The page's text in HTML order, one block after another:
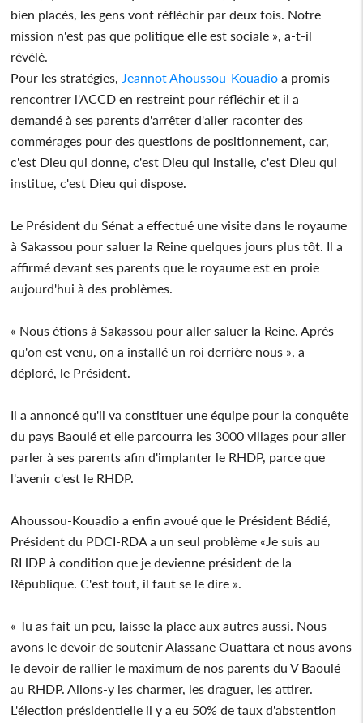
bien placés, les gens vont réfléchir par deux fois. Notre
mission n'est pas que politique elle est sociale », a-t-il
révélé.
Pour les stratégies, Jeannot Ahoussou-Kouadio a promis
rencontrer l'ACCD en restreint pour réfléchir et il a
demandé à ses parents d'arrêter d'aller raconter des
commérages pour des questions de positionnement, car,
c'est Dieu qui donne, c'est Dieu qui installe, c'est Dieu qui
institue, c'est Dieu qui dispose.
Le Président du Sénat a effectué une visite dans le royaume
à Sakassou pour saluer la Reine quelques jours plus tôt. Il a
affirmé devant ses parents que le royaume est en proie
aujourd'hui à des problèmes.
« Nous étions à Sakassou pour aller saluer la Reine. Après
qu'on est venu, on a installé un roi derrière nous », a
déploré, le Président.
Il a annoncé qu'il va constituer une équipe pour la conquête
du pays Baoulé et elle parcourra les 3000 villages pour aller
parler à ses parents afin d'implanter le RHDP, parce que
l'avenir c'est le RHDP.
Ahoussou-Kouadio a enfin avoué que le Président Bédié,
Président du PDCI-RDA a un seul problème «Je suis au
RHDP à condition que je devienne président de la
République. C'est tout, il faut se le dire ».
« Tu as fait un peu, laisse la place aux autres aussi. Nous
avons le devoir de soutenir Alassane Ouattara et nous avons
le devoir de rallier le maximum de nos parents du V Baoulé
au RHDP. Allons-y les charmer, les draguer, les attirer.
L'élection présidentielle il y a eu 50% de taux d'abstention